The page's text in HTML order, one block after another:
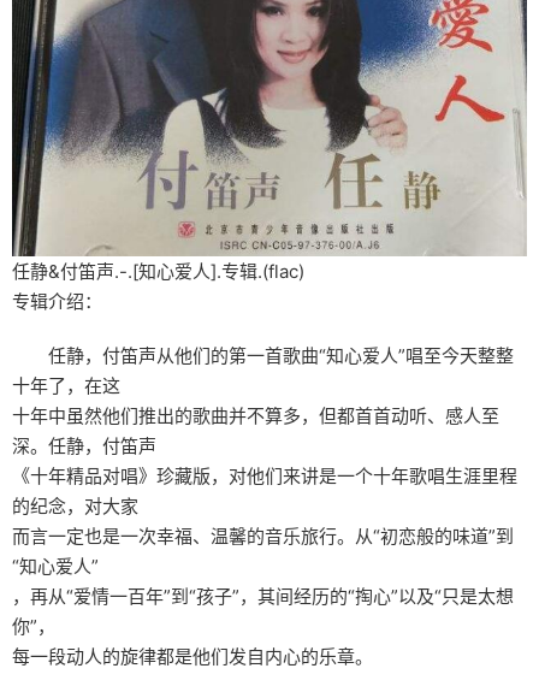
任静&付笛声.-.[知心爱人].专辑.(flac)
专辑介绍：
任静，付笛声从他们的第一首歌曲“知心爱人”唱至今天整整
十年了，在这
十年中虽然他们推出的歌曲并不算多，但都首首动听、感人至
深。任静，付笛声
《十年精品对唱》珍藏版，对他们来讲是一个十年歌唱生涯里程
的纪念，对大家
而言一定也是一次幸福、温馨的音乐旅行。从“初恋般的味道”到
“知心爱人”
，再从“爱情一百年”到“孩子”，其间经历的“掏心”以及“只是太想
你”，
每一段动人的旋律都是他们发自内心的乐章。